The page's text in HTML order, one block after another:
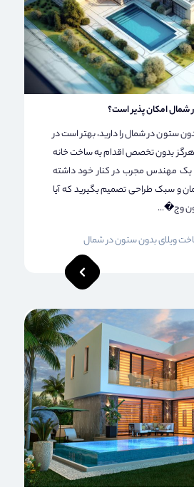
شمال امکان پذیر است؟
ستون در شمال را دارید، بهتر است در
هرگز بدون تخصص اقدام به ساخت خانه
یک مهندس مجرب در کنار خود داشته
و سبک طراحی تصمیم بگیرید که آیا
وج�...
ویلای بدون ستون در شمال